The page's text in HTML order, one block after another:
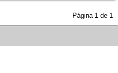
Página 1 de 1